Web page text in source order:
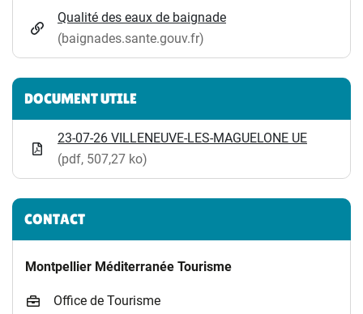
Qualité des eaux de baignade
(baignades.sante.gouv.fr)
(ouverture dans un nouvel onglet)
DOCUMENT UTILE
23-07-26 VILLENEUVE-LES-MAGUELONE UE
(pdf, 507,27 ko)
CONTACT
Montpellier Méditerranée Tourisme
Office de Tourisme